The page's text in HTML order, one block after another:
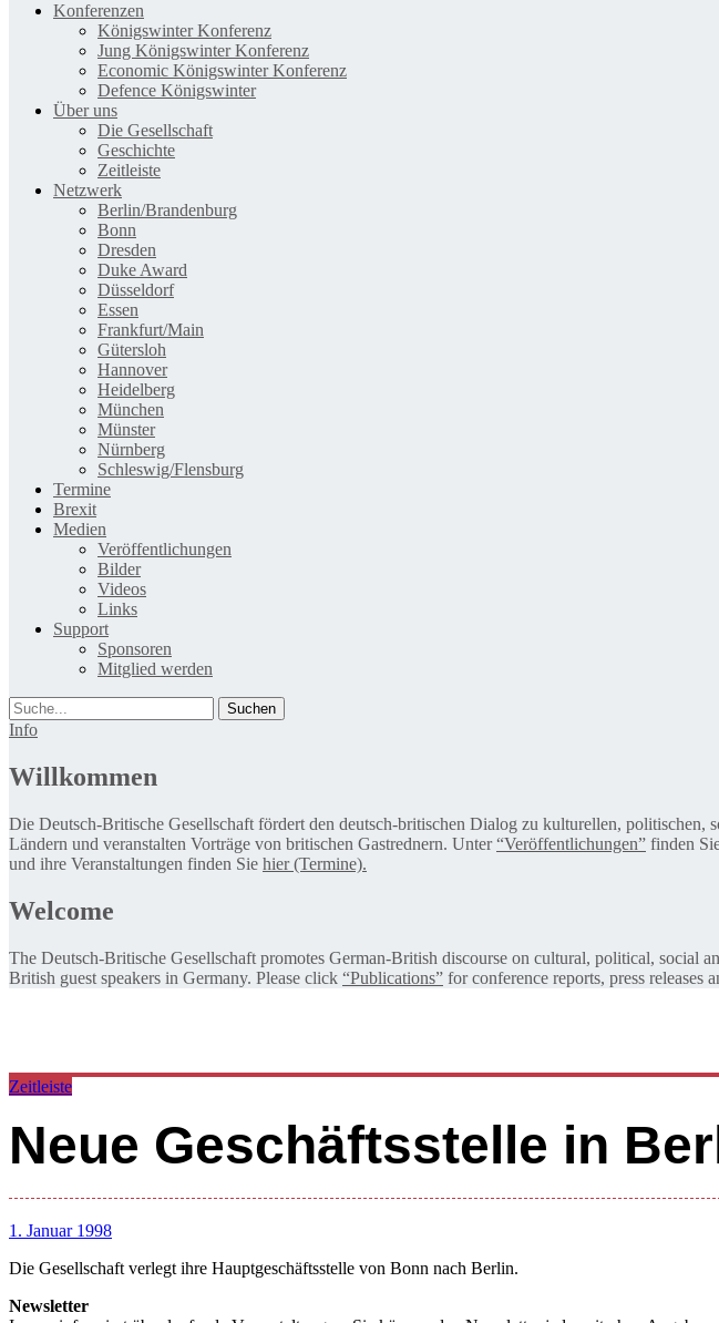
Konferenzen
Königswinter Konferenz
Jung Königswinter Konferenz
Economic Königswinter Konferenz
Defence Königswinter
Über uns
Die Gesellschaft
Geschichte
Zeitleiste
Netzwerk
Berlin/Brandenburg
Bonn
Dresden
Duke Award
Düsseldorf
Essen
Frankfurt/Main
Gütersloh
Hannover
Heidelberg
München
Münster
Nürnberg
Schleswig/Flensburg
Termine
Brexit
Medien
Veröffentlichungen
Bilder
Videos
Links
Support
Sponsoren
Mitglied werden
Suche
Info
Willkommen
Die Deutsch-Britische Gesellschaft fördert den deutsch-britischen Dialog zu kulturellen,
Ländern und veranstalten Vorträge von britischen Gastrednern. Unter“Veröffentlichungen” finden
und ihre Veranstaltungen finden Sie hier (Termine).
Welcome
The Deutsch-Britische Gesellschaft promotes German-British discourse on cultural, political, social
British guest speakers in Germany. Please click “Publications” for conference reports, press releases
Zeitleiste
Neue Geschäftsstelle in
1. Januar 1998
Die Gesellschaft verlegt ihre Hauptgeschäftsstelle von Bonn nach Berlin.
Newsletter